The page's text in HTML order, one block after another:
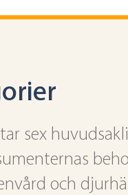
sex
och